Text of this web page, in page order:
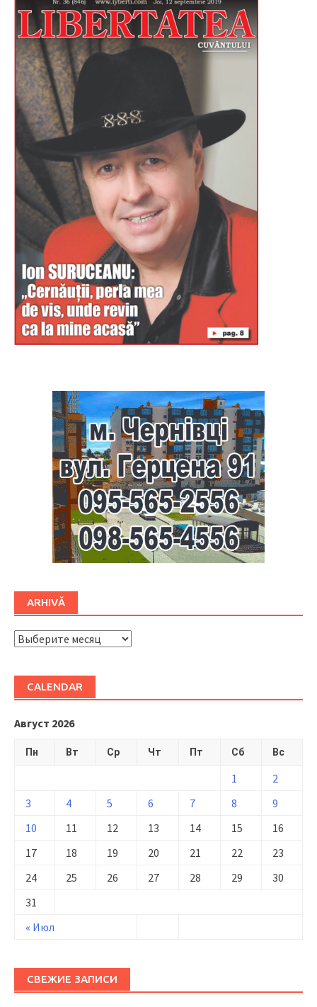
ARHIVĂ
ARHIVĂ
CALENDAR
Август 2026
Пн Вт Ср Чт Пт Сб Вс
« Июл
1
2
3
4 5 6 7 8
9
10
11 12 13 14 15
16
17
18 19 20 21 22
23
24
25 26 27 28 29
30
31
СВЕЖИЕ ЗАПИСИ